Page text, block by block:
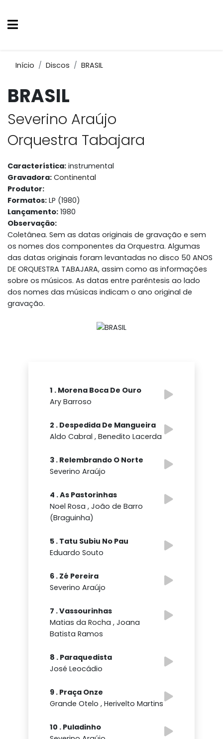
Início Discos BRASIL
BRASIL
Severino Araújo
Orquestra Tabajara
Característica: instrumental
Gravadora: Continental
Produtor:
Formatos: LP (1980)
Lançamento: 1980
Observação:
Coletânea. Sem as datas originais de gravação e sem
os nomes dos componentes da Orquestra. Algumas
das datas originais foram levantadas no disco 50 ANOS
DE ORQUESTRA TABAJARA, assim como as informações
sobre os músicos. As datas entre parêntesis ao lado
dos nomes das músicas indicam o ano original de
gravação.
1 . Morena Boca De Ouro
Ary Barroso
2 . Despedida De Mangueira
Aldo Cabral , Benedito Lacerda
3 . Relembrando O Norte
Severino Araújo
4 . As Pastorinhas
Noel Rosa , João de Barro
(Braguinha)
5 . Tatu Subiu No Pau
Eduardo Souto
6 . Zé Pereira
Severino Araújo
7 . Vassourinhas
Matias da Rocha , Joana
Batista Ramos
8 . Paraquedista
José Leocádio
9 . Praça Onze
Grande Otelo , Herivelto Martins
10 . Puladinho